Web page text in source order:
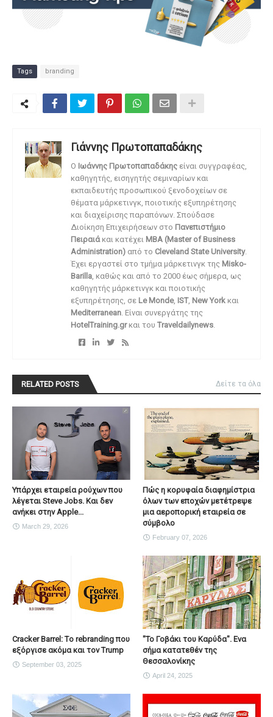
Tags branding
Γιάννης Πρωτοπαπαδάκης
O Ιωάννης Πρωτοπαπαδάκης είναι συγγραφέας,
καθηγητής, εισηγητής σεμιναρίων και
εκπαιδευτής προσωπικού ξενοδοχείων σε
θέματα μάρκετινγκ, ποιοτικής εξυπηρέτησης
και διαχείρισης παραπόνων. Σπούδασε
Διοίκηση Επιχειρήσεων στο Πανεπιστήμιο
Πειραιά και κατέχει MBA (Master of Business
Administration) από το Cleveland State University.
Έχει εργαστεί στο τμήμα μάρκετινγκ της Misko-
Barilla , καθώς και από το 2000 έως σήμερα, ως
καθηγητής μάρκετινγκ και ποιοτικής
εξυπηρέτησης, σε Le Monde, IST, New York και
Mediterranean . Είναι συνεργάτης της
HotelTraining.grκαι του Traveldailynews
RELATED POSTS Δείτε τα όλα
Υπάρχει εταιρεία ρούχων που
λέγεται Steve Jobs. Και δεν
ανήκει στην Apple...
March 29, 2026
Πώς η κορυφαία διαφημίστρια
όλων των εποχών μετέτρεψε
μια αεροπορική εταιρεία σε
σύμβολο
February 07, 2026
Cracker Barrel: Tο rebranding που
εξόργισε ακόμα και τον Trump
September 03, 2025
"Το Γοβάκι του Καρύδα". Ενα
σήμα κατατεθέν της
Θεσσαλονίκης
April 24, 2025